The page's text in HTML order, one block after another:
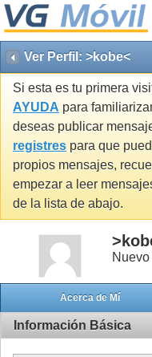
Ver Perfil: >kobe<
Si esta es tu primera
AYUDA para
deseas publicar
registres para que
propios mensajes,
empezar a leer
de la lista de abajo.
Nuevo
Acerca de Mí
Información Básica